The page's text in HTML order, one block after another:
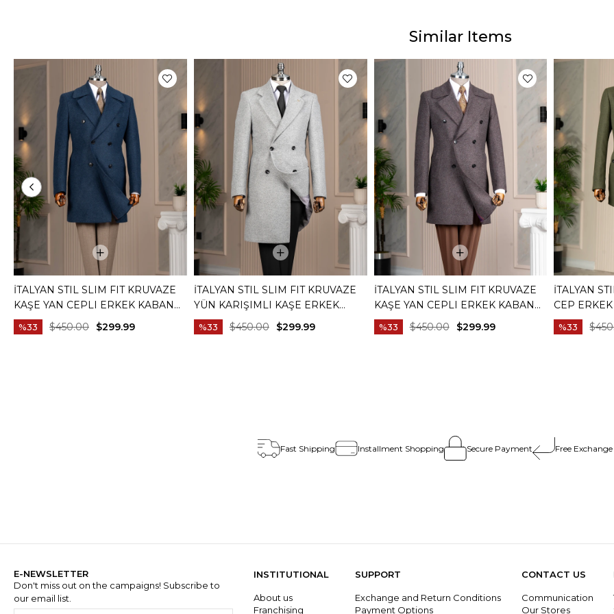
Bu
gibi
Similar Items
İTALYAN STIL SLIM FIT KRUVAZE
KAŞE YAN CEPLI ERKEK KABAN
LACIVERT T14987
%33 $299.99
$450.00
İTALYAN STIL SLIM FIT KRUVAZE
YÜN KARIŞIMLI KAŞE ERKEK
KABAN GRI T15007
%33 $299.99
$450.00
İTALYAN STIL SLIM FIT KRUVAZE
KAŞE YAN CEPLI ERKEK KABAN
BORDO T15032
%33 $299.99
$450.00
İTALYAN
CEP
%33
Fast Shipping Installment Shopping Secure Payment Free
E-NEWSLETTER
Don't miss out on the campaigns! Subscribe to
our email list.
INSTITUTIONAL
About us
Franchising
SUPPORT
Exchange and Return Conditions
Payment Options
CONTACT US
Communication
Our Stores